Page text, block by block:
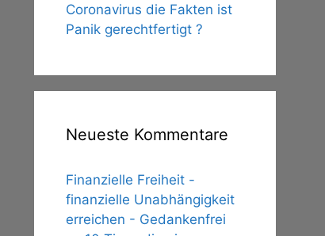
Coronavirus die Fakten ist
Panik gerechtfertigt ?
Neueste Kommentare
Finanzielle Freiheit -
finanzielle Unabhängigkeit
erreichen - Gedankenfrei